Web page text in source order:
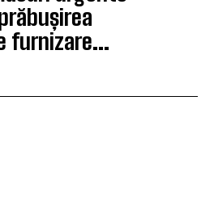
furnizare...